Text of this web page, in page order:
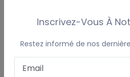
Cemouchoir élégant pour
festonné délicat
Inscrivez-Vous À
Restez informé de nos